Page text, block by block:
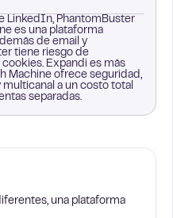
LinkedIn, PhantomBuster
es una plataforma
de email y
tiene riesgo de
Expandi es más
Machine ofrece seguridad,
a un costo total
separadas.
una plataforma